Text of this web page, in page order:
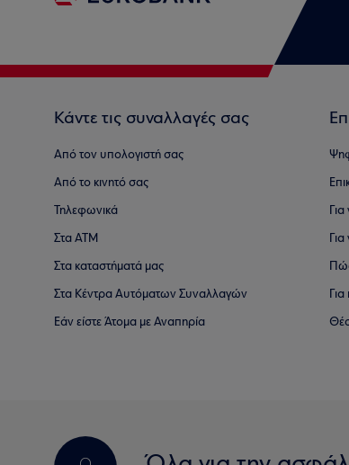
Κάντε τις συναλλαγές σας
Από τον υπολογιστή σας
Από το κινητό σας
Τηλεφωνικά
Στα ΑΤΜ
Στα καταστήματά μας
Στα Κέντρα Αυτόματων Συναλλαγών
Εάν είστε Άτομα με Αναπηρία
Για